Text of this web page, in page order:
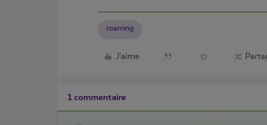
roaming
J'aime
1 commentaire